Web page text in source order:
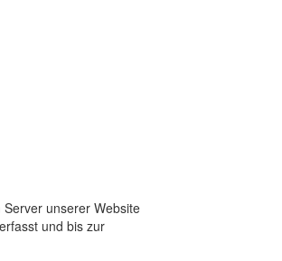
unserer Website
und bis zur